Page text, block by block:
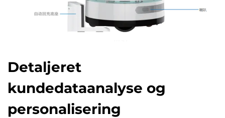
Detaljeret
kundedataanalyse og
personalisering